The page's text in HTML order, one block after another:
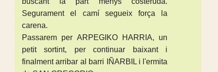
Segurament el camí segueix força la
carena.
Passarem per ARPEGIKO HARRIA, un
petit sortint, per continuar baixant i
finalment arribar al barri IÑARBIL i l'ermita